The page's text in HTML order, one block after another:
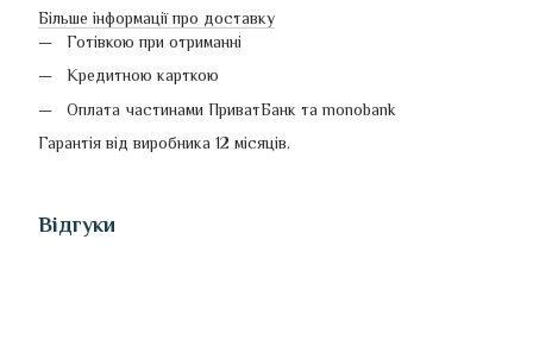
Більше інформації про доставку
Готівкою при отриманні
Кредитною карткою
Оплата частинами ПриватБанк та monobank
Гарантія від виробника 12 місяців.
Відгуки